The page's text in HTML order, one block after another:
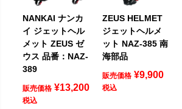
NANKAI ナンカ
イ ジェットヘル
メット ZEUS ゼ
ウス 品番：NAZ-
389
販売価格 ¥13,200
税込
ZEUS HELMET
ジェットヘルメ
ット NAZ-385 南
海部品
販売価格 ¥9,900
税込